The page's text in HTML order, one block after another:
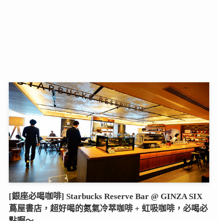
[銀座必喝咖啡] Starbucks Reserve Bar @ GINZA SIX
蔦屋書店，超好喝的氮氣冷萃咖啡 + 虹吸咖啡，必喝必